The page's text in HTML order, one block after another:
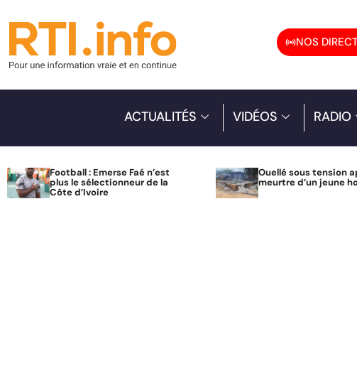
NOS
ACTUALITÉS VIDÉOS RADIO
Football : Emerse Faé n’est
plus le sélectionneur de la
Côte d’Ivoire
Ouellé sous tension
meurtre d’un jeune